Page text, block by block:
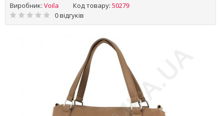
Виробник: Voila Код товару: 50279
0 відгуків